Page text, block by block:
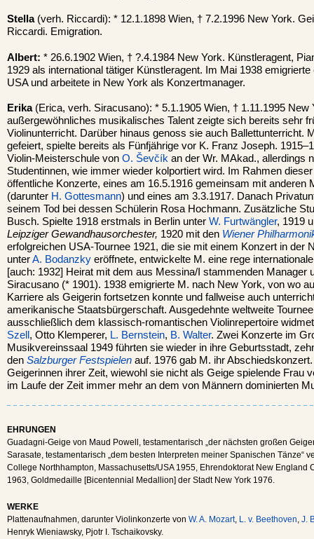
Stella(verh. Riccardi): * 12.1.1898 Wien, † 7.2.1996 New York.
Riccardi. Emigration.
Albert: * 26.6.1902 Wien, † ?.4.1984 New York. Künstleragent,
1929 als international tätiger Künstleragent. Im Mai 1938
USA und arbeitete in New York als Konzertmanager.
Erika(Erica, verh. Siracusano): * 5.1.1905 Wien, † 1.11.1995 New
außergewöhnliches musikalisches Talent zeigte sich bereits sehr
Violinunterricht. Darüber hinaus genoss sie auch Ballettunterricht.
gefeiert, spielte bereits als Fünfjährige vor K. Franz Joseph.
Violin-Meisterschule von O. Ševčík an der Wr. MAkad., allerdings
Studentinnen, wie immer wieder kolportiert wird. Im Rahmen
öffentliche Konzerte, eines am 16.5.1916 gemeinsam mit anderen
(darunter H. Gottesmann) und eines am 3.3.1917. Danach
seinem Tod bei dessen Schülerin Rosa Hochmann. Zusätzliche
Busch. Spielte 1918 erstmals in Berlin unter W. Furtwängler, 1919
Leipziger Gewandhausorchester, 1920 mit den Wiener
erfolgreichen USA-Tournee 1921, die sie mit einem Konzert in der
unterA. Bodanzky eröffnete, entwickelte M. eine rege
[auch: 1932] Heirat mit dem aus Messina/I stammenden Manager
Siracusano (* 1901). 1938 emigrierte M. nach New York, von wo
Karriere als Geigerin fortsetzen konnte und fallweise auch
amerikanische Staatsbürgerschaft. Ausgedehnte weltweite
ausschließlich dem klassisch-romantischen Violinrepertoire
Szell , Otto Klemperer, L. Bernstein, B. Walter. Zwei Konzerte im
Musikvereinssaal 1949 führten sie wieder in ihre Geburtsstadt,
den Salzburger Festspielen auf. 1976 gab M. ihr
Geigerinnen ihrer Zeit, wiewohl sie nicht als Geige spielende Frau
im Laufe der Zeit immer mehr an dem von Männern dominierten
EHRUNGEN
Guadagni-Geige von Maud Powell, testamentarisch „der nächsten großen
Sarasate, testamentarisch „dem besten Interpreten meiner Spanischen Tänze“
College Northhampton, Massachusetts/USA 1955, Ehrendoktorat New England
1963, Goldmedaille [Bicentennial Medallion] der Stadt New York 1976.
WERKE
Plattenaufnahmen, darunter Violinkonzerte von W. A. Mozart, L. v. Beethoven, J.
Henryk Wieniawsky, Pjotr I. Tschaikovsky.